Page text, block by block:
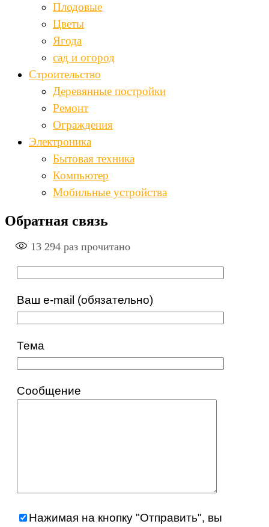
Плодовые
Цветы
Ягода
сад и огород
Строительство
Деревянные постройки
Ремонт
Ограждения
Электроника
Бытовая техника
Компьютер
Мобильные устройства
Обратная связь
13 294 раз прочитано
Ваш e-mail (обязательно)
Тема
Сообщение
Нажимая на кнопку "Отправить", вы